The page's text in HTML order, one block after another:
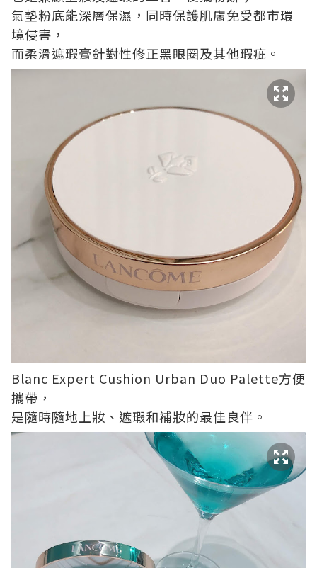
氣墊粉底能深層保濕，同時保護肌膚免受都市環
境侵害，
而柔滑遮瑕膏針對性修正黑眼圈及其他瑕疵。
Blanc Expert Cushion Urban Duo Palette方便
攜帶，
是隨時隨地上妝、遮瑕和補妝的最佳良伴。